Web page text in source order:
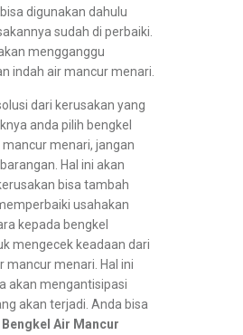
digunakan dahulu
sudah di perbaiki.
mengganggu
indah air mancur menari.
dari kerusakan yang
anda pilih bengkel
menari, jangan
Hal ini akan
bisa tambah
usahakan
kepada bengkel
mengecek keadaan dari
mancur menari. Hal ini
akan mengantisipasi
akan terjadi. Anda bisa
Bengkel Air Mancur